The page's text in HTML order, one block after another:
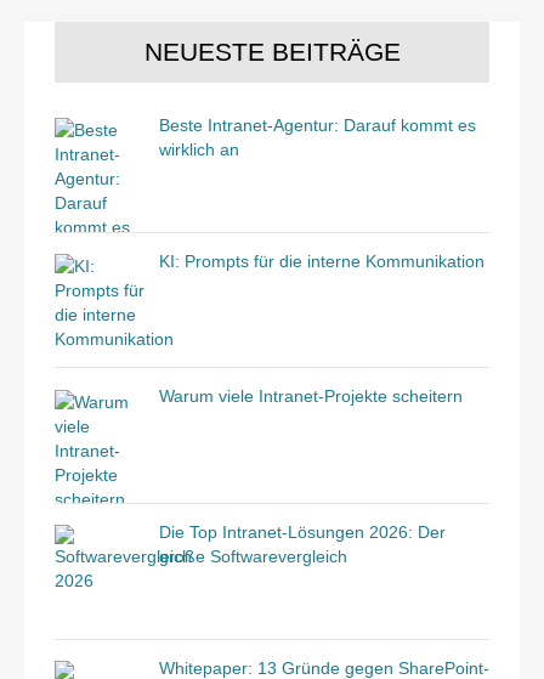
NEUESTE BEITRÄGE
Beste Intranet-Agentur: Darauf kommt es
wirklich an
KI: Prompts für die interne Kommunikation
Warum viele Intranet-Projekte scheitern
Die Top Intranet-Lösungen 2026: Der
große Softwarevergleich
Whitepaper: 13 Gründe gegen SharePoint-